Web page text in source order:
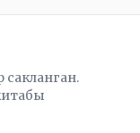
сакланган.